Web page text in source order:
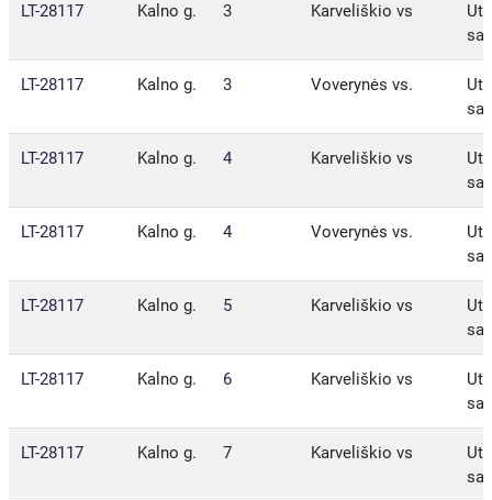
LT-28117 Kalno g. 3 Karveliškio vs
LT-28117 Kalno g. 3 Voverynės vs.
LT-28117 Kalno g. 4 Karveliškio vs
LT-28117 Kalno g. 4 Voverynės vs.
LT-28117 Kalno g. 5 Karveliškio vs
LT-28117 Kalno g. 6 Karveliškio vs
LT-28117 Kalno g. 7 Karveliškio vs